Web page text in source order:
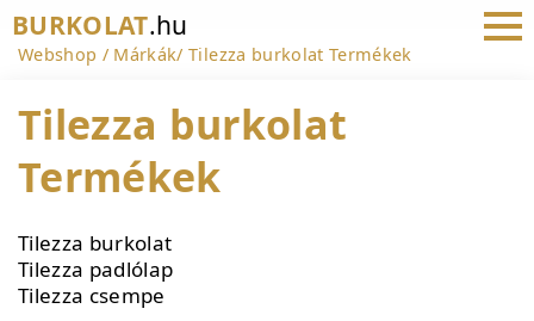
BURKOLAT.hu
Webshop Márkák Tilezza burkolat Termékek
Tilezza burkolat
Termékek
Tilezza burkolat
Tilezza padlólap
Tilezza csempe